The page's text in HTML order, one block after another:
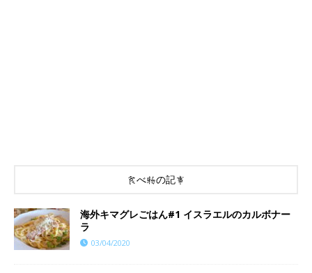
食べ物の記事
海外キマグレごはん#1 イスラエルのカルボナー
ラ
03/04/2020